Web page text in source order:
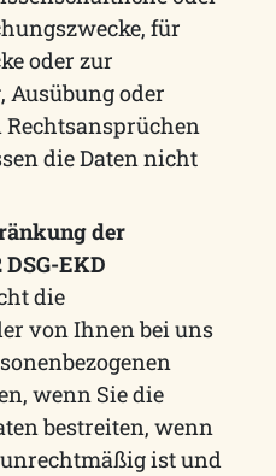
für
oder zur
Ausübung oder
die Daten nicht
der
EKD
die
von Ihnen bei uns
wenn Sie die
bestreiten, wenn
ist und